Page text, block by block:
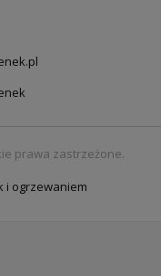
prawa zastrzeżone.
i ogrzewaniem